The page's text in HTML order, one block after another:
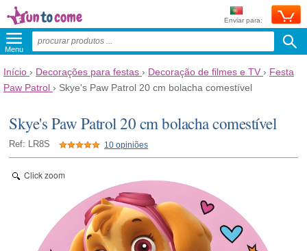
Enviar para:
Menu
Início › Decorações para festas › Decoração de filmes e TV › Festa
Paw Patrol › Skye's Paw Patrol 20 cm bolacha comestível
Skye's Paw Patrol 20 cm bolacha comestível
Ref: LR8S 10 opiniões
Click zoom